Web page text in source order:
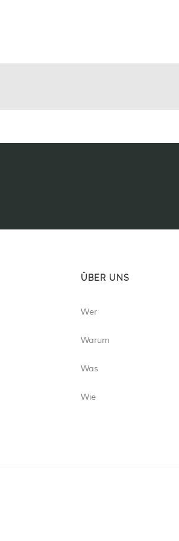
ÜBER UNS
Wer
Warum
Was
Wie